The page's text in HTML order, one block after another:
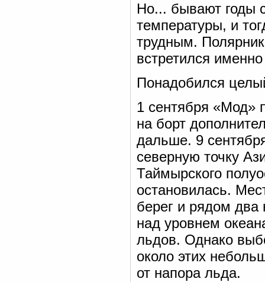
Но... бывают годы
температуры, и
трудным.
встретился
Понадобился
1 сентября «Мод»
на борт
дальше. 9
северную точку
Таймырского
остановилась.
берег и рядом
над уровнем
льдов. Однако
около этих
от напора льда.